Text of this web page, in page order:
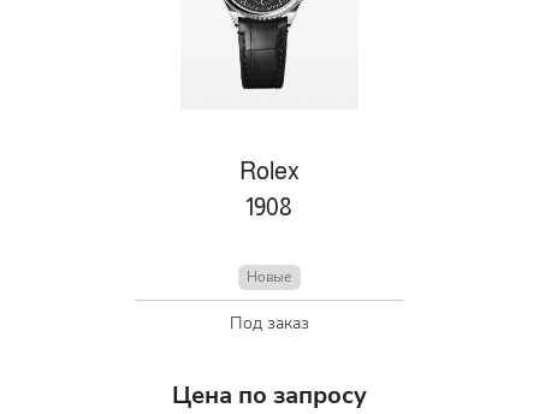
Rolex
1908
Новые
Под заказ
Цена по запросу